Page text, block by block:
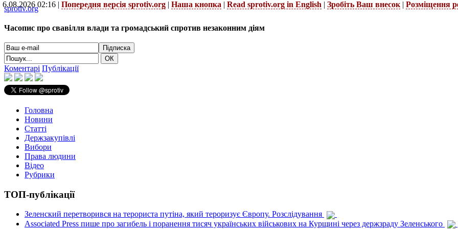
6.08.2026 02:16 | Попередня версія sprotiv.org | Наша кнопка | Read sprotiv.org in English | Зробіть Ваш внесок | Розміщення
sprotiv.org
Часопис про свавілля влади та громадський спротив незаконним діям
Коментарі Публікації
Головна
Новини
Статті
Держзакупівлі
Вибори
Права людини
Відео
Рубрики
ТОП-публікації
Зеленский перетворився на терориста путіна, який тероризує Європу. Розслідування
Associated Press пише про загибель і поранення тисяч українських військових на Курщині через держзраду Зеленського